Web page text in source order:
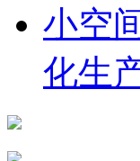
小空
化生